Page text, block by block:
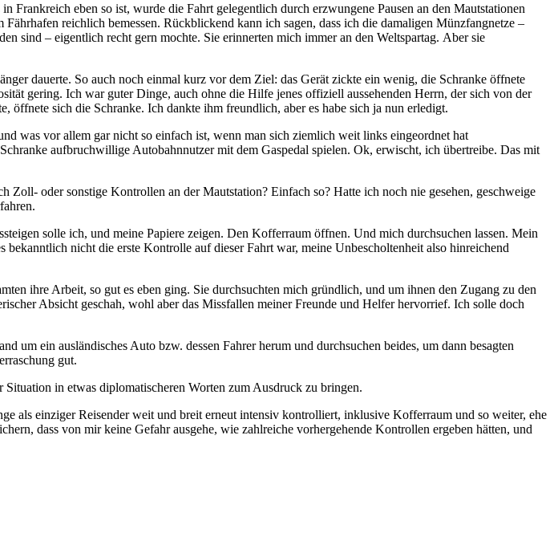
eben so ist, wurde die Fahrt gelegentlich durch erzwungene Pausen an den Mautstationen
reichlich bemessen. Rückblickend kann ich sagen, dass ich die damaligen Münzfangnetze –
sind – eigentlich recht gern mochte. Sie erinnerten mich immer an den Weltspartag. Aber sie
dauerte. So auch noch einmal kurz vor dem Ziel: das Gerät zickte ein wenig, die Schranke öffnete
gering. Ich war guter Dinge, auch ohne die Hilfe jenes offiziell aussehenden Herrn, der sich von der
öffnete sich die Schranke. Ich dankte ihm freundlich, aber es habe sich ja nun erledigt.
was vor allem gar nicht so einfach ist, wenn man sich ziemlich weit links eingeordnet hat
aufbruchwillige Autobahnnutzer mit dem Gaspedal spielen. Ok, erwischt, ich übertreibe. Das mit
oder sonstige Kontrollen an der Mautstation? Einfach so? Hatte ich noch nie gesehen, geschweige
solle ich, und meine Papiere zeigen. Den Kofferraum öffnen. Und mich durchsuchen lassen. Mein
nicht die erste Kontrolle auf dieser Fahrt war, meine Unbescholtenheit also hinreichend
ihre Arbeit, so gut es eben ging. Sie durchsuchten mich gründlich, und um ihnen den Zugang zu den
Absicht geschah, wohl aber das Missfallen meiner Freunde und Helfer hervorrief. Ich solle doch
um ein ausländisches Auto bzw. dessen Fahrer herum und durchsuchen beides, um dann besagten
gut.
in etwas diplomatischeren Worten zum Ausdruck zu bringen.
als einziger Reisender weit und breit erneut intensiv kontrolliert, inklusive Kofferraum und so weiter, ehe
dass von mir keine Gefahr ausgehe, wie zahlreiche vorhergehende Kontrollen ergeben hätten, und